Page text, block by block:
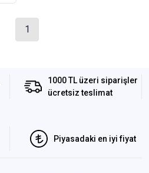
1
1000 TL üzeri siparişler
ücretsiz teslimat
Piyasadaki en iyi fiyat